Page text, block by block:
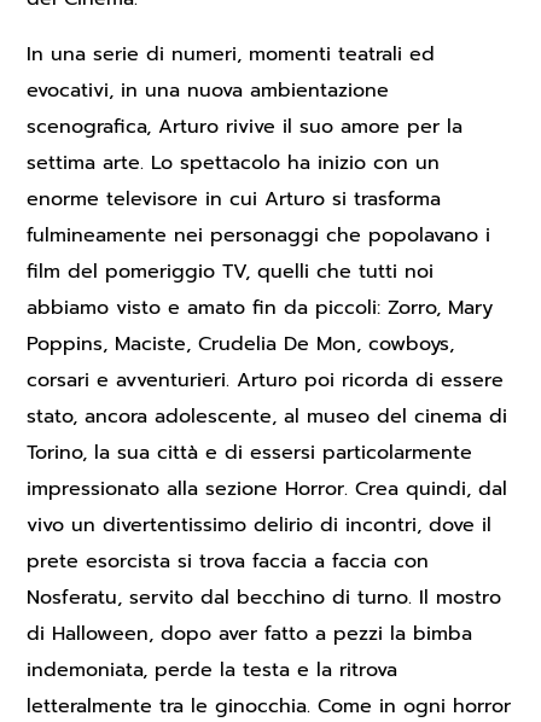
In una serie di numeri, momenti teatrali ed
evocativi, in una nuova ambientazione
scenografica, Arturo rivive il suo amore per la
settima arte. Lo spettacolo ha inizio con un
enorme televisore in cui Arturo si trasforma
fulmineamente nei personaggi che popolavano i
film del pomeriggio TV, quelli che tutti noi
abbiamo visto e amato fin da piccoli: Zorro, Mary
Poppins, Maciste, Crudelia De Mon, cowboys,
corsari e avventurieri. Arturo poi ricorda di essere
stato, ancora adolescente, al museo del cinema di
Torino, la sua città e di essersi particolarmente
impressionato alla sezione Horror. Crea quindi, dal
vivo un divertentissimo delirio di incontri, dove il
prete esorcista si trova faccia a faccia con
Nosferatu, servito dal becchino di turno. Il mostro
di Halloween, dopo aver fatto a pezzi la bimba
indemoniata, perde la testa e la ritrova
letteralmente tra le ginocchia. Come in ogni horror